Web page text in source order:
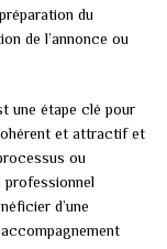
du
de l’annonce ou
une étape clé pour
et attractif et
ou
professionnel
d’une